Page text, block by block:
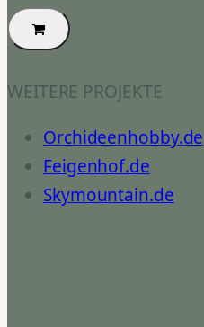
WEITERE PROJEKTE
Orchideenhobby.de
Feigenhof.de
Skymountain.de